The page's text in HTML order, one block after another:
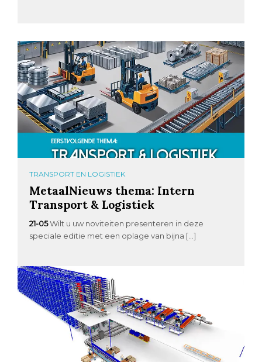
TRANSPORT EN LOGISTIEK
MetaalNieuws thema: Intern
Transport & Logistiek
21-05Wilt u uw noviteiten presenteren in deze
speciale editie met een oplage van bijna […]